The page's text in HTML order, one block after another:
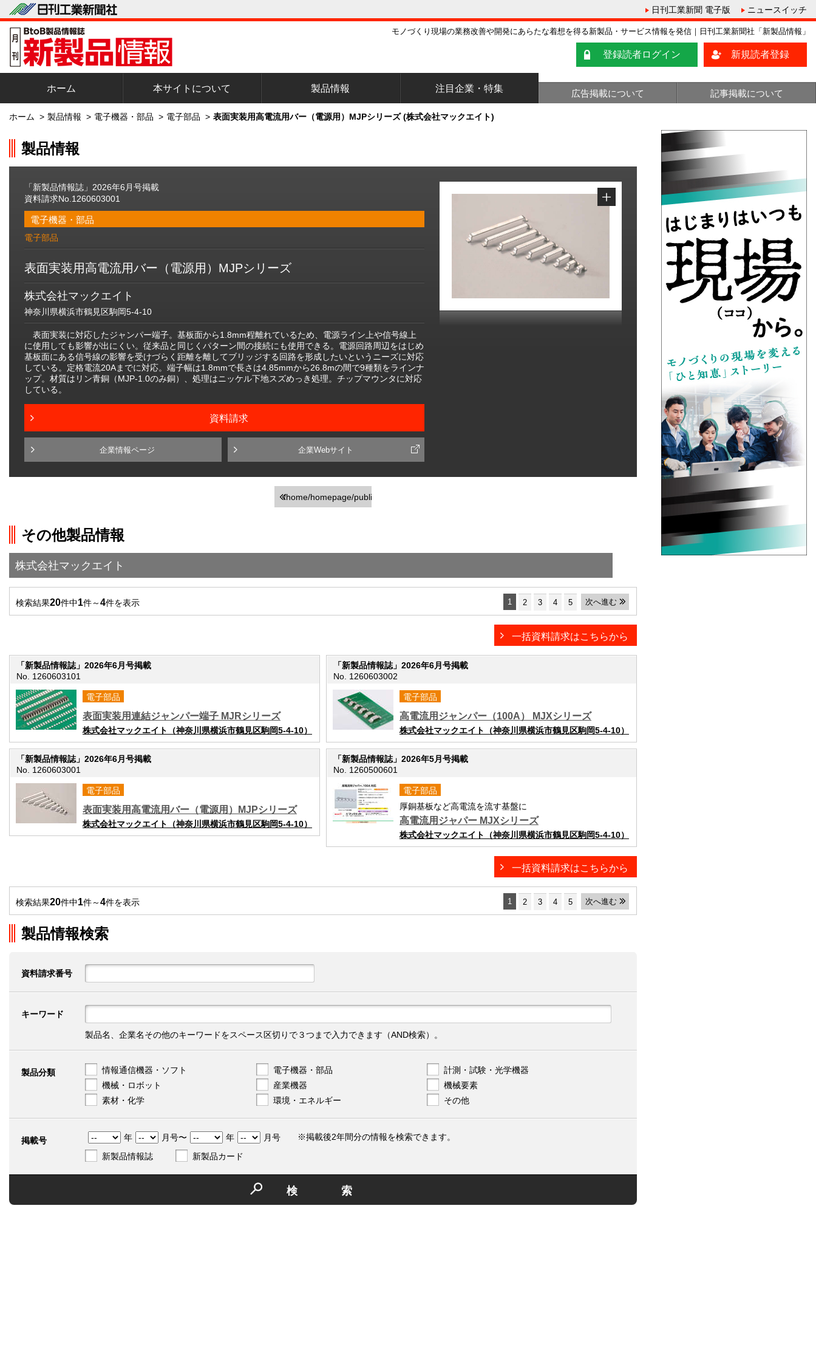
日刊工業新聞 電子版 ニュースイッチ
モノづくり現場の業務改善や開発にあらたな着想を得る新製品・サービス情報を発信｜日刊工業新聞社「新製品情報」
登録読者ログイン 新規読者登録
ホーム 本サイトについて 製品情報 注目企業・特集 広告掲載について 記事掲載について
ホーム > 製品情報 > 電子機器・部品 > 電子部品 > 表面実装用高電流用バー（電源用）MJPシリーズ (株式会社マックエイト)
製品情報
「新製品情報誌」2026年6月号掲載
資料請求No.1260603001
電子機器・部品
電子部品
表面実装用高電流用バー（電源用）MJPシリーズ
株式会社マックエイト
神奈川県横浜市鶴見区駒岡5-4-10
表面実装に対応したジャンパー端子。基板面から1.8mm程離れているため、電源ライン上や信号線上
に使用しても影響が出にくい。従来品と同じくパターン間の接続にも使用できる。電源回路周辺をはじめ
基板面にある信号線の影響を受けづらく距離を離してブリッジする回路を形成したいというニーズに対応
している。定格電流20Aまでに対応。端子幅は1.8mmで長さは4.85mmから26.8mの間で9種類をラインナ
ップ。材質はリン青銅（MJP-1.0のみ銅）、処理はニッケル下地スズめっき処理。チップマウンタに対応
している。
資料請求
企業情報ページ 企業Webサイト
/home/homepage/public_html/usr/detail_products.php
その他製品情報
株式会社マックエイト
検索結果20件中1件～4件を表示 1 2 3 4 5 次へ進む
一括資料請求はこちらから
「新製品情報誌」2026年6月号掲載
No. 1260603101
電子部品
表面実装用連結ジャンパー端子 MJRシリーズ
株式会社マックエイト（神奈川県横浜市鶴見区駒岡5-4-10）
「新製品情報誌」2026年6月号掲載
No. 1260603002
電子部品
高電流用ジャンパー（100A） MJXシリーズ
株式会社マックエイト（神奈川県横浜市鶴見区駒岡5-4-10）
「新製品情報誌」2026年6月号掲載
No. 1260603001
電子部品
表面実装用高電流用バー（電源用）MJPシリーズ
株式会社マックエイト（神奈川県横浜市鶴見区駒岡5-4-10）
「新製品情報誌」2026年5月号掲載
No. 1260500601
電子部品
厚銅基板など高電流を流す基盤に
高電流用ジャパー MJXシリーズ
株式会社マックエイト（神奈川県横浜市鶴見区駒岡5-4-10）
一括資料請求はこちらから
検索結果20件中1件～4件を表示 1 2 3 4 5 次へ進む
製品情報検索
資料請求番号
キーワード
製品名、企業名その他のキーワードをスペース区切りで３つまで入力できます（AND検索）。
製品分類 情報通信機器・ソフト 電子機器・部品
計測・試験・光学機器
機械・ロボット
産業機器
機械要素
素材・化学
環境・エネルギー その他
掲載号 年 月号〜 年
月号
新製品情報誌
新製品カード
※掲載後2年間分の情報を検索できます。
検索